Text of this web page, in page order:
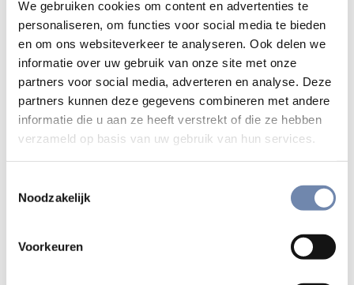
We gebruiken cookies om content en advertenties te
personaliseren, om functies voor social media te bieden
en om ons websiteverkeer te analyseren. Ook delen we
informatie over uw gebruik van onze site met onze
partners voor social media, adverteren en analyse. Deze
partners kunnen deze gegevens combineren met andere
informatie die u aan ze heeft verstrekt of die ze hebben
verzameld op basis van uw gebruik van hun services.
Noodzakelijk
Voorkeuren
“Onze spirituaal heeft na enkele weken
afwezigheid wegens ziekte zijn terugkeer direct
luister bijgezet met een korte verhandeling over
de heilige Johannes van het Kruis, met een
bijzondere nadruk op zijn stijl van meditatie.
Johannes van het Kruis (1542-1591) werd in 1567
tot priester gewijd. Hij was een begaafd
mysticus, wat hem nogal eens problemen
gevangenis moeten doorbrengen.
Een belangrijk element van Johannes’ meditaties is de
stilte. De stilte komt veel mensen beangstigend voor,